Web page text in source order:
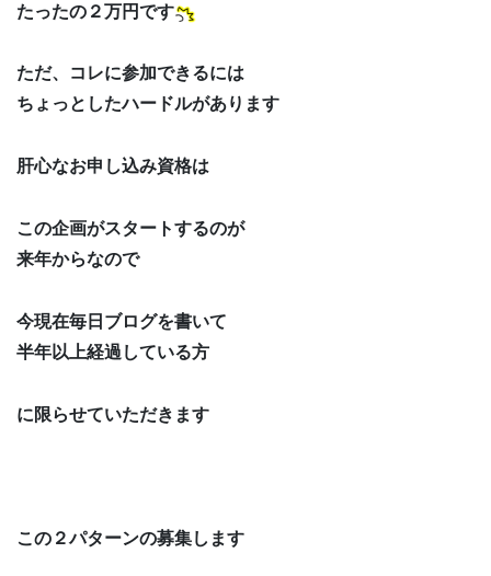
たったの２万円です
ただ、コレに参加できるには
ちょっとしたハードルがあります
肝心なお申し込み資格は
この企画がスタートするのが
来年からなので
今現在毎日ブログを書いて
半年以上経過している方
に限らせていただきます
この２パターンの募集します